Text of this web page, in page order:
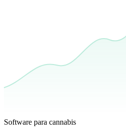
Software para cannabis